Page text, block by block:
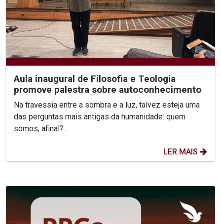
Aula inaugural de Filosofia e Teologia
promove palestra sobre autoconhecimento
Na travessia entre a sombra e a luz, talvez esteja uma
das perguntas mais antigas da humanidade: quem
somos, afinal?...
LER MAIS